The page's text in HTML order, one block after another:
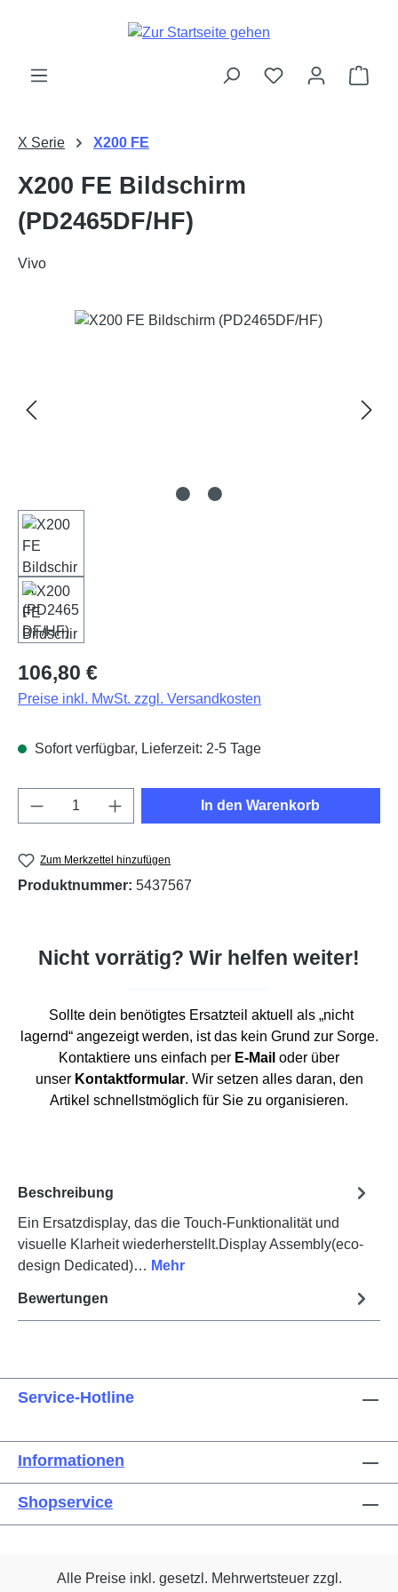
Zum Hauptinhalt springen
X Serie X200 FE
X200 FE Bildschirm
(PD2465DF/HF)
Vivo
Bildergalerie überspringen
Regulärer Preis:
106,80 €
Preise inkl. MwSt. zzgl. Versandkosten
Sofort verfügbar, Lieferzeit: 2-5 Tage
Produkt Anzahl: Gib den gewünschten
In den Warenkorb
Zum Merkzettel hinzufügen
Produktnummer: 5437567
Nicht vorrätig? Wir helfen weiter!
Sollte dein benötigtes Ersatzteil aktuell als „nicht
lagernd“ angezeigt werden, ist das kein Grund zur Sorge.
Kontaktiere uns einfach per E-Mail oder über
unser Kontaktformular. Wir setzen alles daran, den
Artikel schnellstmöglich für Sie zu organisieren.
Beschreibung
Ein Ersatzdisplay, das die Touch-Funktionalität und
visuelle Klarheit wiederherstellt.Display Assembly(eco-
design Dedicated)… Mehr
Bewertungen
Service-Hotline
Informationen
Shopservice
Alle Preise inkl. gesetzl. Mehrwertsteuer zzgl.